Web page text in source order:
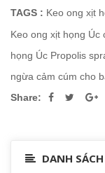
TAGS : Keo ong xịt
Keo ong xịt họng
họng Úc Propolis
ngừa cảm cúm cho
Share:
DANH